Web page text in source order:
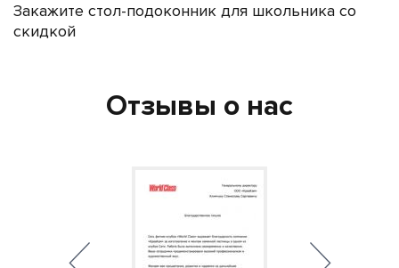
Закажите стол-подоконник для школьника со
скидкой
Отзывы о нас